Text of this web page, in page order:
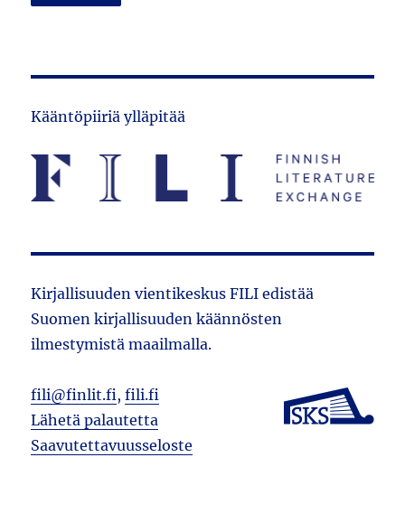
Kääntöpiiriä ylläpitää
Kirjallisuuden vientikeskus FILI edistää
Suomen kirjallisuuden käännösten
ilmestymistä maailmalla.
fili@finlit.fi,fili.fi
Lähetä palautetta
Saavutettavuusseloste